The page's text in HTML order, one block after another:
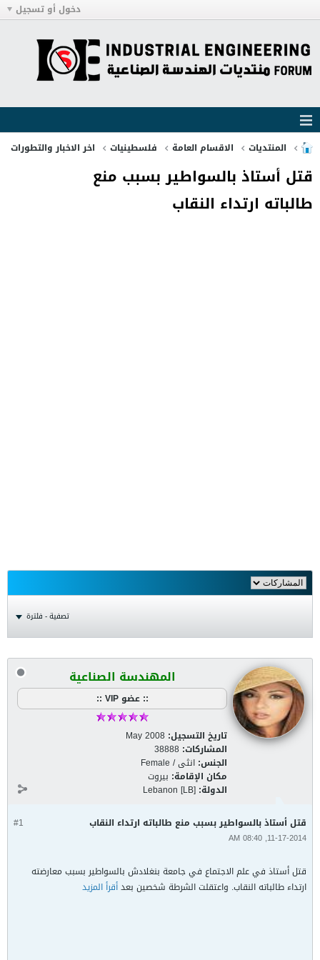
دخول أو تسجيل
المنتديات الاقسام العامة فلسطينيات اخر الاخبار والتطورات
قتل أستاذ بالسواطير بسبب منع
طالباته ارتداء النقاب
تصفية - فلترة
المهندسة الصناعية
:: عضو VIP ::
تاريخ التسجيل: May 2008
المشاركات: 38888
الجنس: انثى / Female
مكان الإقامة: بيروت
الدولة: Lebanon [LB]
#1 قتل أستاذ بالسواطير بسبب منع طالباته ارتداء النقاب
11-17-2014, 08:40 AM
قتل أستاذ في علم الاجتماع في جامعة بنغلادش بالسواطير بسبب معارضته
ارتداء طالباته النقاب. واعتقلت الشرطة شخصين بعدأقرأ المزيد